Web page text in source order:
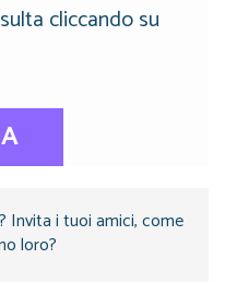
cliccando su
i tuoi amici, come
loro?